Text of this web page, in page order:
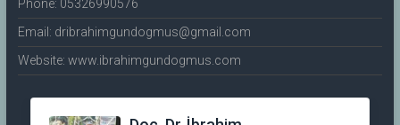
Adres:Mustafa Kemal, 2139. Sk. Deniz Life Plaza No:15/10, 06510
Çankaya/Ankara
Email: dribrahimgundogmus@gmail.com